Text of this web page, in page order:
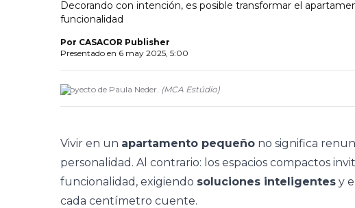
Decorando con intención, es posible transformar el
funcionalidad
Por CASACOR Publisher
Presentado en 6 may 2025, 5:00
Proyecto de Paula Neder. (MCA Estúdio)
Vivir en un apartamento pequeño no significa
personalidad. Al contrario: los espacios compactos
funcionalidad, exigiendo soluciones inteligentes y
cada centímetro cuente.